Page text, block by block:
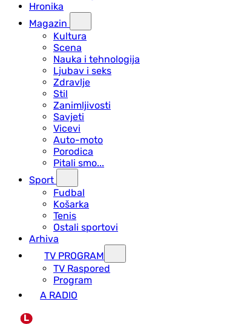
Hronika
Magazin
Kultura
Scena
Nauka i tehnologija
Ljubav i seks
Zdravlje
Stil
Zanimljivosti
Savjeti
Vicevi
Auto-moto
Porodica
Pitali smo...
Sport
Fudbal
Košarka
Tenis
Ostali sportovi
Arhiva
TV PROGRAM
ТV Raspored
Program
A RADIO
L